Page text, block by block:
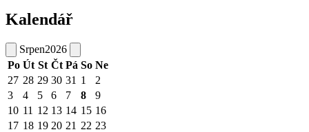
Kalendář
Srpen2026
Po Út St Čt Pá So Ne
27 28 29 30 31 1
2
3
4 5 6 7 8
9
10 11 12 13 14 15 16
17 18 19 20 21 22 23